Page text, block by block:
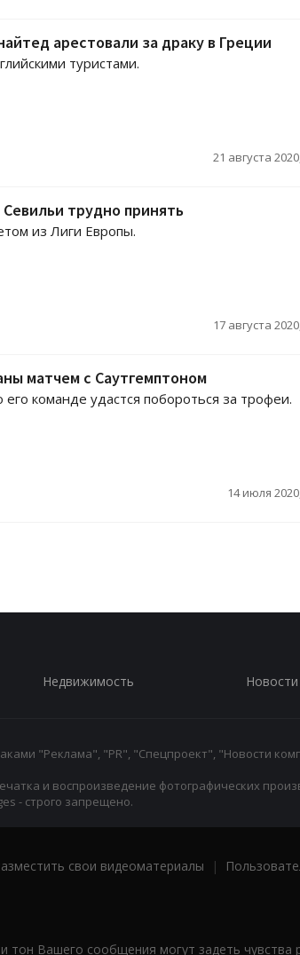
арестовали за драку в Греции
туристами.
21 августа
трудно принять
из Лиги Европы.
17 августа
матчем с Саутгемптоном
команде удастся побороться за трофеи.
14 июля
Недвижимость Новости
"Реклама", "PR", "Спецпроект", "Новости
и воспроизведение фотографических
- строго запрещено.
свои видеоматериалы |
Вашего сообщения могут задеть чувства